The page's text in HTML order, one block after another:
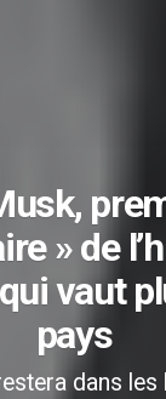
» de
vaut
pays
dans